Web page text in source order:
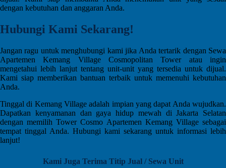
dengan kebutuhan dan anggaran Anda.
Hubungi Kami Sekarang!
Jangan ragu untuk menghubungi kami jika Anda tertarik dengan Sewa
Apartemen Kemang Village Cosmopolitan Tower atau ingin
mengetahui lebih lanjut tentang unit-unit yang tersedia untuk dijual.
Kami siap memberikan bantuan terbaik untuk memenuhi kebutuhan
Anda.
Tinggal di Kemang Village adalah impian yang dapat Anda wujudkan.
Dapatkan kenyamanan dan gaya hidup mewah di Jakarta Selatan
dengan memilih Tower Cosmo Apartemen Kemang Village sebagai
tempat tinggal Anda. Hubungi kami sekarang untuk informasi lebih
lanjut!
Kami Juga Terima Titip Jual / Sewa Unit